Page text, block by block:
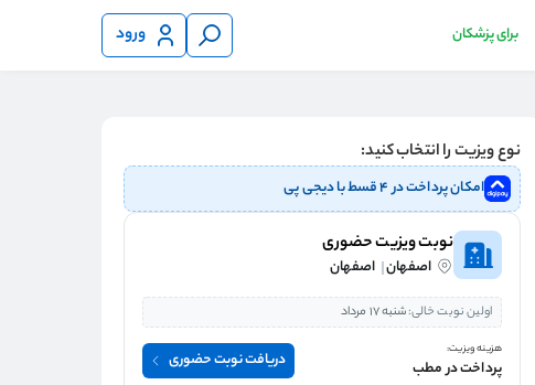
ورود برای پزشکان
نوع ویزیت را انتخاب کنید:
امکان پرداخت در ۴ قسط با دیجی پی
نوبت ویزیت حضوری
اصفهان اصفهان
اولین نوبت خالی:شنبه 17 مرداد
هزینه ویزیت:
پرداخت در مطب دریافت نوبت حضوری